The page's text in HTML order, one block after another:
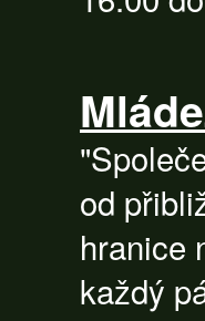
od
hranice
každý